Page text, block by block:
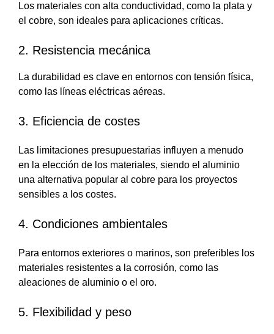
Los materiales con alta conductividad, como la plata y
el cobre, son ideales para aplicaciones críticas.
2. Resistencia mecánica
La durabilidad es clave en entornos con tensión física,
como las líneas eléctricas aéreas.
3. Eficiencia de costes
Las limitaciones presupuestarias influyen a menudo
en la elección de los materiales, siendo el aluminio
una alternativa popular al cobre para los proyectos
sensibles a los costes.
4. Condiciones ambientales
Para entornos exteriores o marinos, son preferibles los
materiales resistentes a la corrosión, como las
aleaciones de aluminio o el oro.
5. Flexibilidad y peso